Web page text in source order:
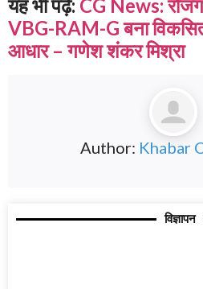
यह भी पढ़ें: CG News:
VBG-RAM-G बना
आधार – गणेश शंकर मिश्रा
Author: Khabar
विज्ञापन